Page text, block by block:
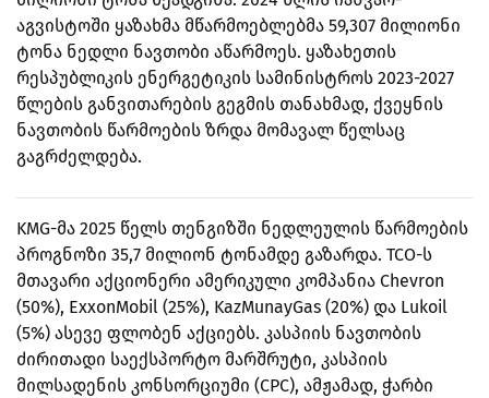
აგვისტოში ყაზახმა მწარმოებლებმა 59,307 მილიონი
ტონა ნედლი ნავთობი აწარმოეს. ყაზახეთის
რესპუბლიკის ენერგეტიკის სამინისტროს 2023-2027
წლების განვითარების გეგმის თანახმად, ქვეყნის
ნავთობის წარმოების ზრდა მომავალ წელსაც
გაგრძელდება.
KMG-მა 2025 წელს თენგიზში ნედლეულის წარმოების
პროგნოზი 35,7 მილიონ ტონამდე გაზარდა. TCO-ს
მთავარი აქციონერი ამერიკული კომპანია Chevron
(50%), ExxonMobil (25%), KazMunayGas (20%) და Lukoil
(5%) ასევე ფლობენ აქციებს. კასპიის ნავთობის
ძირითადი საექსპორტო მარშრუტი, კასპიის
მილსადენის კონსორციუმი (CPC), ამჟამად, ჭარბი